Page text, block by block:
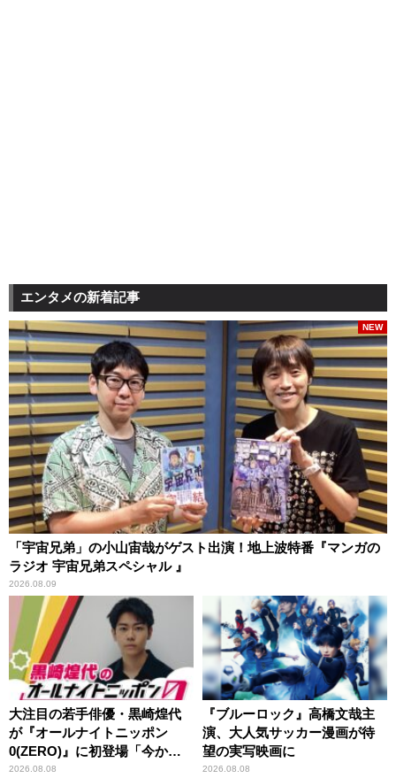
エンタメの新着記事
「宇宙兄弟」の小山宙哉がゲスト出演！地上波特番『マンガの
ラジオ 宇宙兄弟スペシャル 』
2026.08.09
NEW
大注目の若手俳優・黒崎煌代
が『オールナイトニッポン
0(ZERO)』に初登場「今から
とてもワクワクしておりま
2026.08.08
『ブルーロック』高橋文哉主
演、大人気サッカー漫画が待
望の実写映画に
2026.08.08